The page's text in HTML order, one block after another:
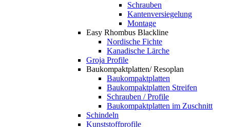
Schrauben
Kantenversiegelung
Montage
Easy Rhombus Blackline
Nordische Fichte
Kanadische Lärche
Groja Profile
Baukompaktplatten/ Resoplan
Baukompaktplatten
Baukompaktplatten Streifen
Schrauben / Profile
Baukompaktplatten im Zuschnitt
Schindeln
Kunststoffprofile